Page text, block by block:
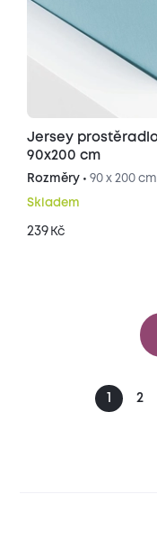
Jersey prostěradlo Exclusive - světle modré
90x200 cm
Rozměry • 90 x 200 cm
Skladem
239 Kč
1 2